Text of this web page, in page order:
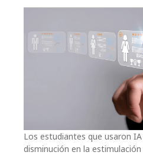
Los estudiantes que usaron
disminución en la estimulación